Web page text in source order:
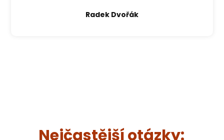
Radek Dvořák
Nejčastější otázky: